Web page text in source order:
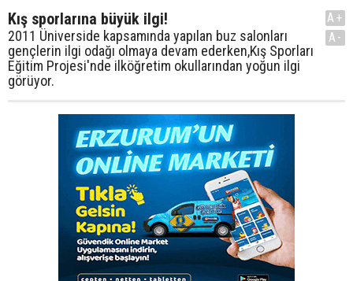
Kış sporlarına büyük ilgi!
2011 Üniverside kapsamında yapılan buz salonları
gençlerin ilgi odağı olmaya devam ederken,Kış Sporları
Eğitim Projesi'nde ilköğretim okullarından yoğun ilgi
görüyor.
A+
A-